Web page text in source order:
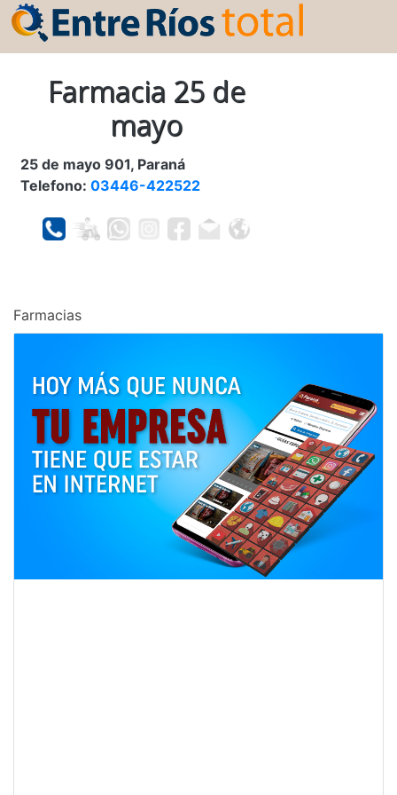
Farmacia 25 de
mayo
25 de mayo 901, Paraná
Telefono: 03446-422522
Farmacias